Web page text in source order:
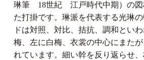
琳筆 18世紀 江戸時代中期）の図
た打掛です。琳派を代表する光琳
ドは対照、対比、拮抗、調和とい
梅、左に白梅、衣裳の中心にまた
れています。細い幹を反り返らせ